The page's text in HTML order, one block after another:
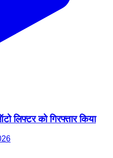
लिफ्टर को गिरफ्तार किया